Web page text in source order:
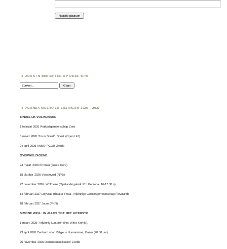
ZOEK IN BERICHTEN OP DEZE SITE
Zoeken:
AGENDA MUZIKALE LEZINGEN 2026 – 2027
EINDELIJK VOLWASSEN
1 februari 2026 Walkartgemeenschap Zeist
5 maart 2026 ‘Zin in Soest’, Soest (Open Hof)
24 april 2026 ANBO-PCOB Zwolle
OVERWELDIGEND
24 maart 2026 Emmen (Grote Kerk)
18 oktober 2026 Varsseveld (NPB)
22 november 2026 Wolfheze (Opstandingskerk Pro Persona, 16-17.30 u)
14 februari 2027 Lelystad (theater Posa, Vrijzinnige Geloofsgemeenschap Flevoland)
18 februari 2027 Joure (PKN)
SIMONE WEIL: IN ALLES TOT HET UITERSTE
1 maart 2026Vrijzinnig Lunteren (Het Witte Kerkje).
23 april 2026 Centrum voor Religieus Humanisme, Baarn (20.00 uur)
25 november 2026 Dominicanenklooster Zwolle